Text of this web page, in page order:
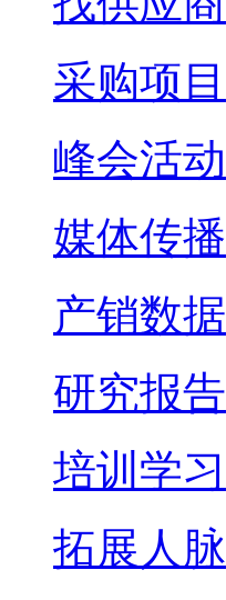
采购项目
峰会活动
媒体传播
产销数据
研究报告
培训学习
拓展人脉